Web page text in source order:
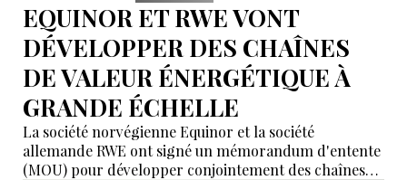
EQUINOR ET RWE VONT
DÉVELOPPER DES CHAÎNES
DE VALEUR ÉNERGÉTIQUE À
GRANDE ÉCHELLE
La société norvégienne Equinor et la société
allemande RWE ont signé un mémorandum d'entente
(MOU) pour développer conjointement des chaînes